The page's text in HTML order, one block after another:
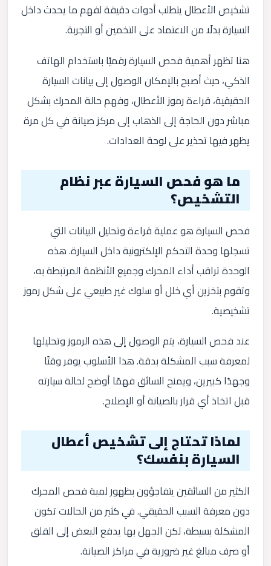
تشخيص الأعطال يتطلب أدوات دقيقة لفهم ما يحدث داخل
السيارة بدلًا من الاعتماد على التخمين أو التجربة.
هنا تظهر أهمية فحص السيارة رقميًا باستخدام الهاتف
الذكي، حيث أصبح بالإمكان الوصول إلى بيانات السيارة
الحقيقية، قراءة رموز الأعطال، وفهم حالة المحرك بشكل
مباشر دون الحاجة إلى الذهاب إلى مركز صيانة في كل مرة
يظهر فيها تحذير على لوحة العدادات.
ما هو فحص السيارة عبر نظام
التشخيص؟
فحص السيارة هو عملية قراءة وتحليل البيانات التي
تسجلها وحدة التحكم الإلكترونية داخل السيارة. هذه
الوحدة تراقب أداء المحرك وجميع الأنظمة المرتبطة به،
وتقوم بتخزين أي خلل أو سلوك غير طبيعي على شكل رموز
تشخيصية.
عند فحص السيارة، يتم الوصول إلى هذه الرموز وتحليلها
لمعرفة سبب المشكلة بدقة. هذا الأسلوب يوفر وقتًا
وجهدًا كبيرين، ويمنح السائق فهمًا أوضح لحالة سيارته
قبل اتخاذ أي قرار بالصيانة أو الإصلاح.
لماذا تحتاج إلى تشخيص أعطال
السيارة بنفسك؟
الكثير من السائقين يتفاجؤون بظهور لمبة فحص المحرك
دون معرفة السبب الحقيقي. في كثير من الحالات تكون
المشكلة بسيطة، لكن الجهل بها يدفع البعض إلى القلق
أو صرف مبالغ غير ضرورية في مراكز الصيانة.